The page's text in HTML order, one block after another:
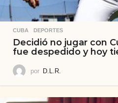
CUBA ,DEPORTES
Decidió no jugar con
fue despedido y hoy
por D.L.R.